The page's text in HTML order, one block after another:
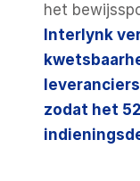
het
Interlynk
zodat het